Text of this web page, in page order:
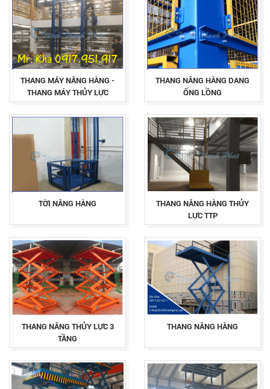
THANG MÁY NÂNG HÀNG -
THANG MÁY THỦY LỰC
THANG NÂNG HÀNG DẠNG
ỐNG LỒNG
TỜI NÂNG HÀNG
THANG NÂNG HÀNG THỦY
LỰC TTP
THANG NÂNG THỦY LỰC 3
TẦNG
THANG NÂNG HÀNG